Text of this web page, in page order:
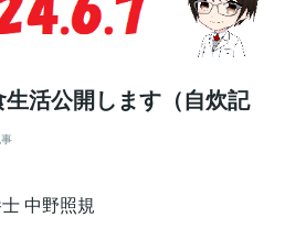
活公開します（自炊記
中野照規